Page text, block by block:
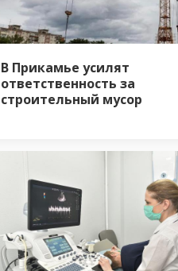
В Прикамье усилят
ответственность за
строительный мусор